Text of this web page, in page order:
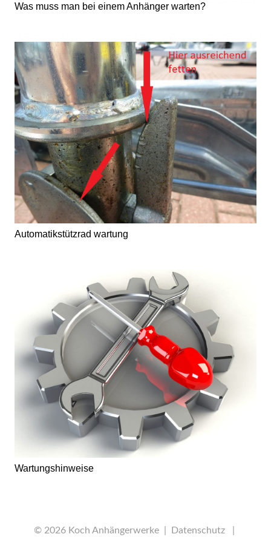
Was muss man bei einem Anhänger warten?
Automatikstützrad wartung
Wartungshinweise
© 2026 Koch Anhängerwerke | Datenschutz